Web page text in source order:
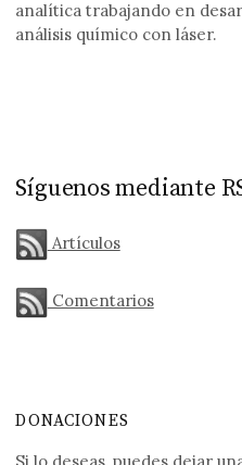
analítica trabajando en
análisis químico con láser.
Síguenos mediante
Artículos
Comentarios
DONACIONES